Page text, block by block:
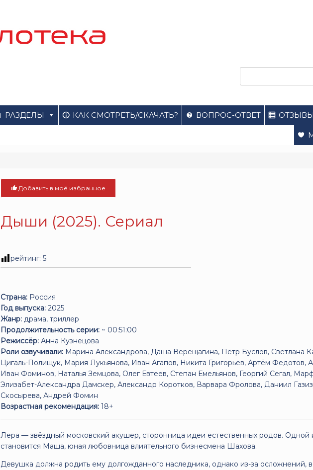
РАЗДЕЛЫ КАК СМОТРЕТЬ/СКАЧАТЬ? ВОПРОС-ОТВЕТ
Добавить в моё избранное
Дыши (2025). Сериал
рейтинг:5
Страна: Россия
Год выпуска: 2025
Жанр: драма, триллер
Продолжительность серии: ~ 00:51:00
Режиссёр: Анна Кузнецова
Роли озвучивали: Марина Александрова, Даша Верещагина, Пётр Буслов, Светлана
Цигаль-Полищук, Мария Лукьянова, Иван Агапов, Никита Григорьев, Артём Федотов,
Иван Фоминов, Наталья Земцова, Олег Евтеев, Степан Емельянов, Георгий Сегал,
Элизабет-Александра Дамскер, Александр Коротков, Варвара Фролова, Даниил
Скосырева, Андрей Фомин
Возрастная рекомендация: 18+
Лера — звёздный московский акушер, сторонница идеи естественных родов. Одной
становится Маша, юная любовница влиятельного бизнесмена Шахова.
Девушка должна родить ему долгожданного наследника, однако из-за осложнений,